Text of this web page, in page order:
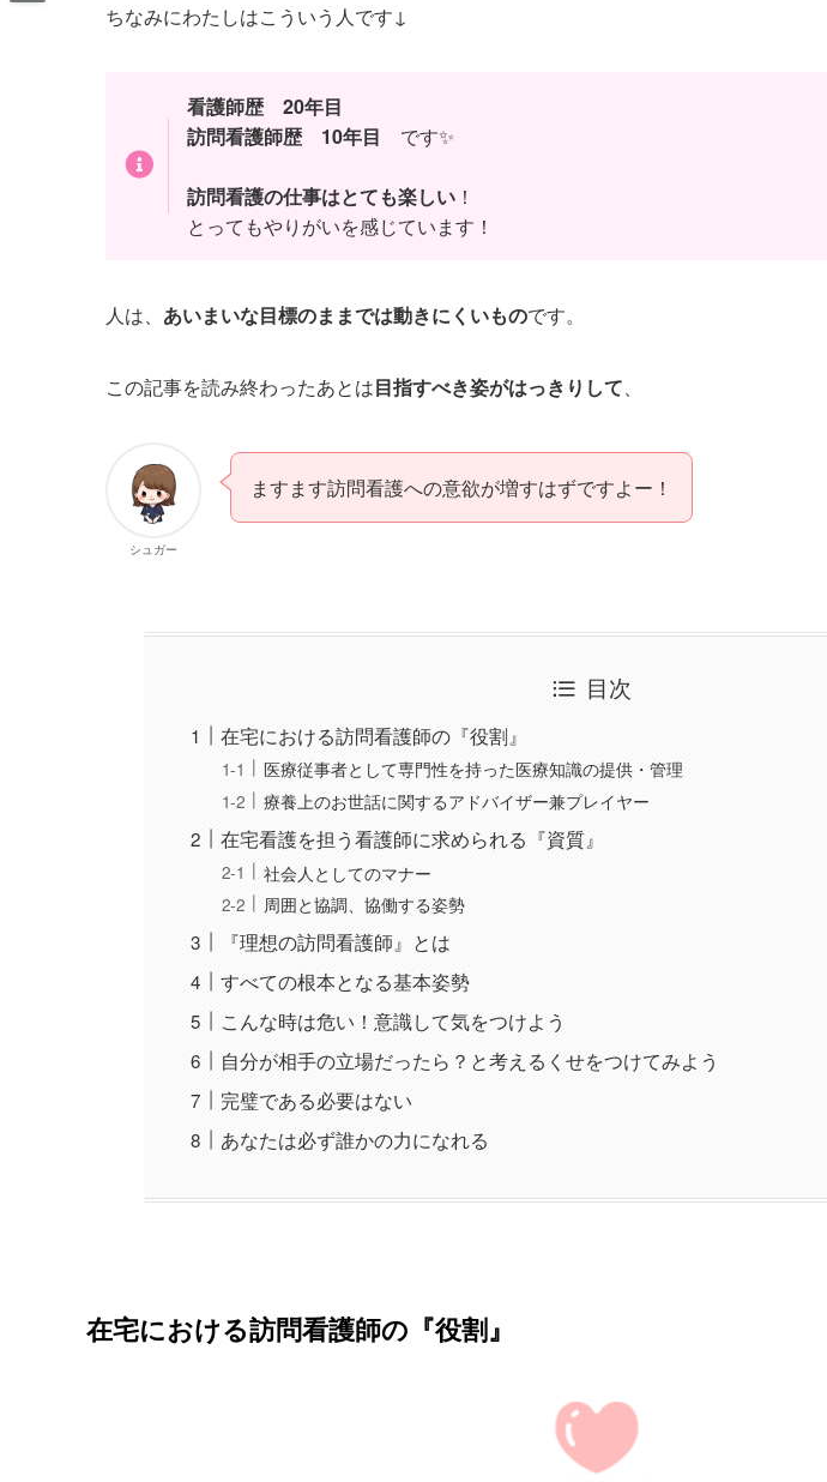
ちなみにわたしはこういう人です↓
看護師歴 20年目
訪問看護師歴 10年目 です✨
訪問看護の仕事はとても楽しい ！
とってもやりがいを感じています！
人は、 あいまいな目標のままでは動きにくいものです。
この記事を読み終わったあとは目指すべき姿がはっきりして、
シュガー
ますます訪問看護への意欲が増すはずですよー！
目次
在宅における訪問看護師の『役割』
医療従事者として専門性を持った医療知識の提供・管理
療養上のお世話に関するアドバイザー兼プレイヤー
在宅看護を担う看護師に求められる『資質』
社会人としてのマナー
周囲と協調、協働する姿勢
『理想の訪問看護師』とは
すべての根本となる基本姿勢
こんな時は危い！意識して気をつけよう
自分が相手の立場だったら？と考えるくせをつけてみよう
完璧である必要はない
あなたは必ず誰かの力になれる
在宅における訪問看護師の『役割』